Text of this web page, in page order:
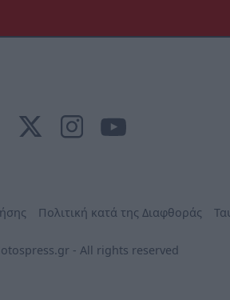
Πολιτική κατά της Διαφθοράς
- All rights reserved